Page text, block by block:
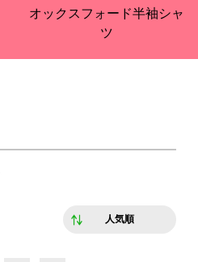
オックスフォード半袖シャ
ツ
人気順